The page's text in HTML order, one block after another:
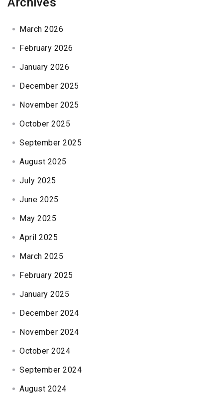
March 2026
February 2026
January 2026
December 2025
November 2025
October 2025
September 2025
August 2025
July 2025
June 2025
May 2025
April 2025
March 2025
February 2025
January 2025
December 2024
November 2024
October 2024
September 2024
August 2024